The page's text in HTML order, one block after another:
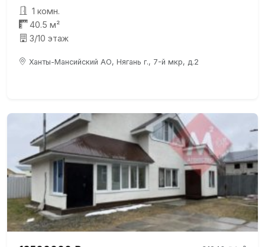
1 комн.
40.5 м²
3/10 этаж
Ханты-Мансийский АО, Нягань г., 7-й мкр, д.2